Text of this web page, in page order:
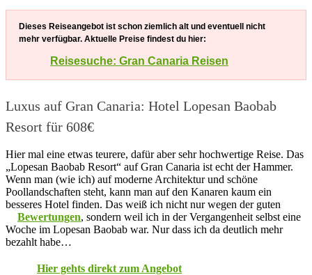
Dieses Reiseangebot ist schon ziemlich alt und eventuell nicht
mehr verfügbar. Aktuelle Preise findest du hier:
Reisesuche: Gran Canaria Reisen
Luxus auf Gran Canaria: Hotel Lopesan Baobab
Resort für 608€
Hier mal eine etwas teurere, dafür aber sehr hochwertige Reise. Das
„Lopesan Baobab Resort“ auf Gran Canaria ist echt der Hammer.
Wenn man (wie ich) auf moderne Architektur und schöne
Poollandschaften steht, kann man auf den Kanaren kaum ein
besseres Hotel finden. Das weiß ich nicht nur wegen der guten
Bewertungen, sondern weil ich in der Vergangenheit selbst eine
Woche im Lopesan Baobab war. Nur dass ich da deutlich mehr
bezahlt habe…
Hier gehts direkt zum Angebot